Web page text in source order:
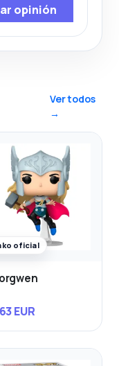
opinión
Ver todos
→
oficial
EUR